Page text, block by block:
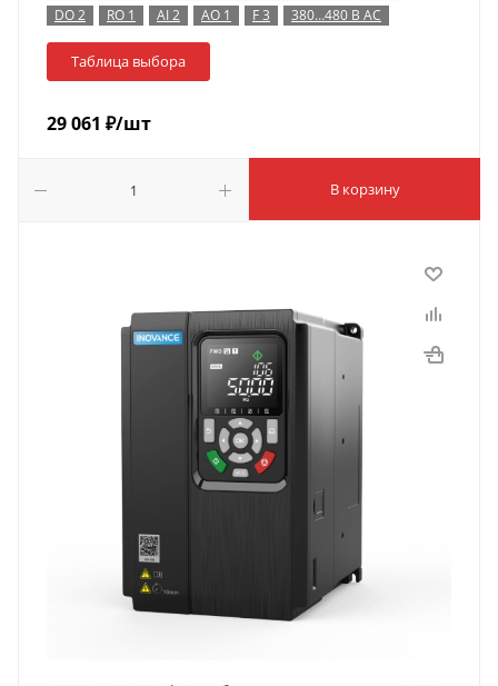
DO 2
RO 1 AI 2 AO 1 F 3 380…480 В AC
Таблица выбора
29 061 ₽/шт
В корзину